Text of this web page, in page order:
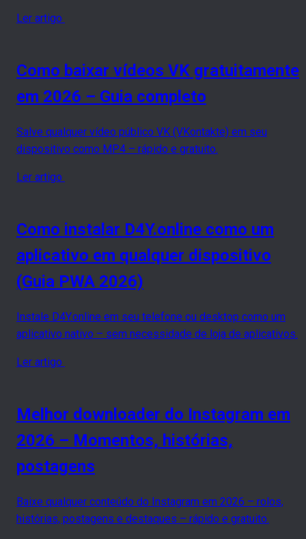
Ler artigo
Como baixar vídeos VK gratuitamente
em 2026 – Guia completo
Salve qualquer vídeo público VK (VKontakte) em seu
dispositivo como MP4 – rápido e gratuito.
Ler artigo
Como instalar D4Y.online como um
aplicativo em qualquer dispositivo
(Guia PWA 2026)
Instale D4Y.online em seu telefone ou desktop como um
aplicativo nativo – sem necessidade de loja de aplicativos.
Ler artigo
Melhor downloader do Instagram em
2026 – Momentos, histórias,
postagens
Baixe qualquer conteúdo do Instagram em 2026 – rolos,
histórias, postagens e destaques – rápido e gratuito.